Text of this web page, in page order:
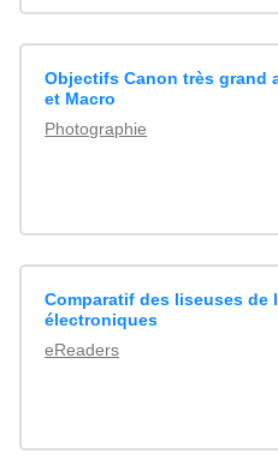
Objectifs Canon très grand
et Macro
Photographie
Comparatif des liseuses de
électroniques
eReaders